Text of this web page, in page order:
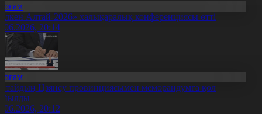
Алтай-2026» халықаралық конференциясы өтті
20:14
Цзянсу провинциясымен меморандумға қол
20:12